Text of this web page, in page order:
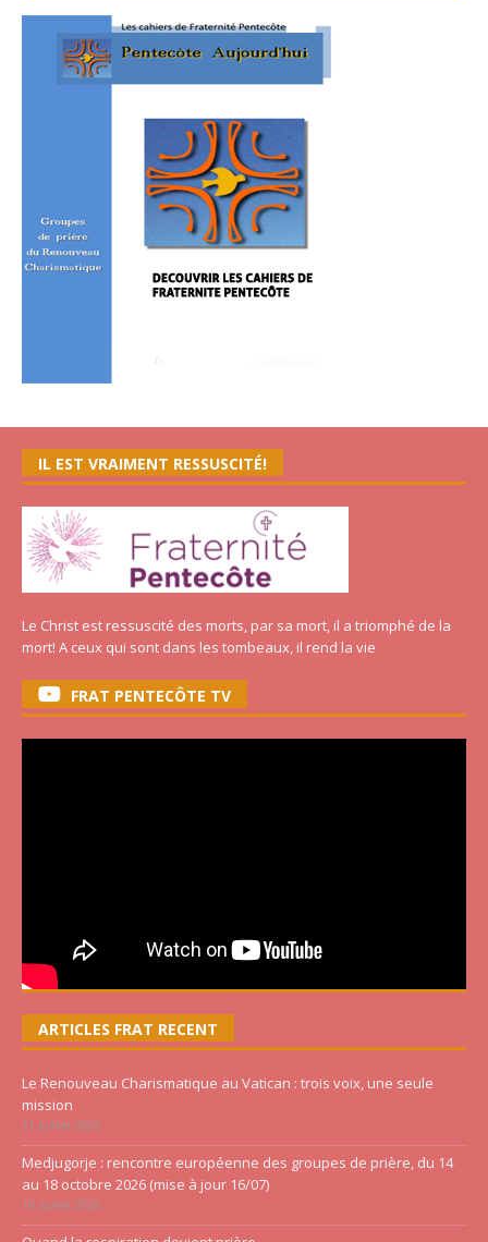
IL EST VRAIMENT RESSUSCITÉ!
Le Christ est ressuscité des morts, par sa mort, il a triomphé de la
mort! A ceux qui sont dans les tombeaux, il rend la vie
FRAT PENTECÔTE TV
ARTICLES FRAT RECENT
Le Renouveau Charismatique au Vatican : trois voix, une seule
mission
21 juillet 2026
Medjugorje : rencontre européenne des groupes de prière, du 14
au 18 octobre 2026 (mise à jour 16/07)
16 juillet 2026